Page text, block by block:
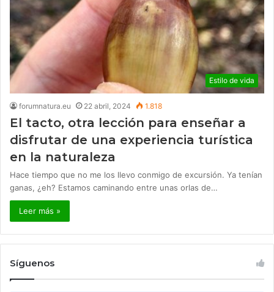
Estilo de vida
forumnatura.eu 22 abril, 2024 1.818
El tacto, otra lección para enseñar a
disfrutar de una experiencia turística
en la naturaleza
Hace tiempo que no me los llevo conmigo de excursión. Ya tenían
ganas, ¿eh? Estamos caminando entre unas orlas de…
Leer más »
Síguenos